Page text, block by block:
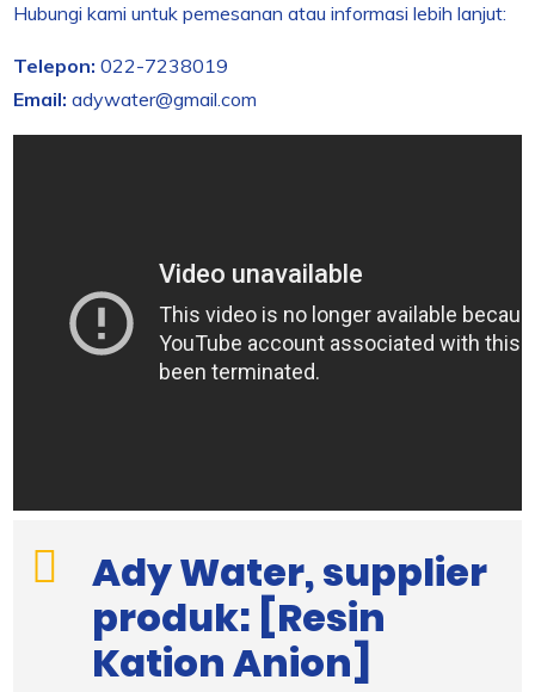
Hubungi kami untuk pemesanan atau informasi lebih lanjut:
Telepon: 022-7238019
Email: adywater@gmail.com
Ady Water, supplier
produk: [Resin
Kation Anion]